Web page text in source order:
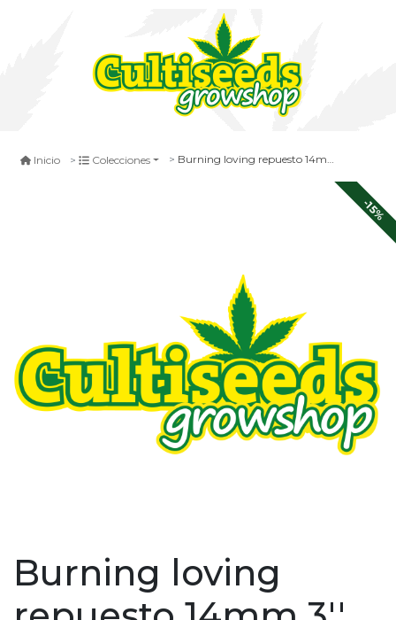
Inicio Colecciones Burning loving repuesto 14mm 3'' x2
-15%
Burning loving